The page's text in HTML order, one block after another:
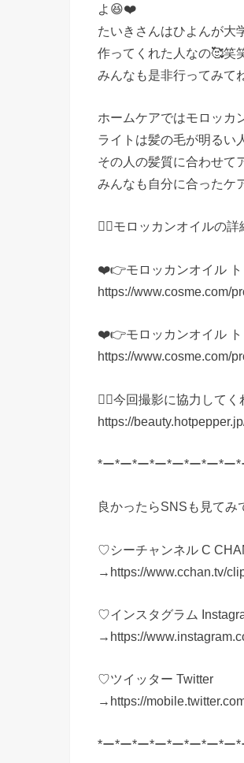
よ😆❤️
たいきさんはひよんが大
作ってくれた人なの🥰笑
みんなも是非行ってみて
ホームケアではモロッ
ライトは髪の毛が明るい
その人の髪質に合わせて
みんなも自分に合ったケ
💇‍♀️モロッカンオイルの
❤️👉モロッカンオイル ト
https://www.cosme.com/
❤️👉モロッカンオイル ト
https://www.cosme.com/
💇‍♀️今回撮影に協力して
https://
*ー*ー*ー*ー*ー*ー*ー*ー
良かったらSNSも見て
♡シーチャンネル C
→https://www.cchan.tv/
♡インスタグラム
→https://
♡ツイッター Twitter
→https://
*ー*ー*ー*ー*ー*ー*ー*ー